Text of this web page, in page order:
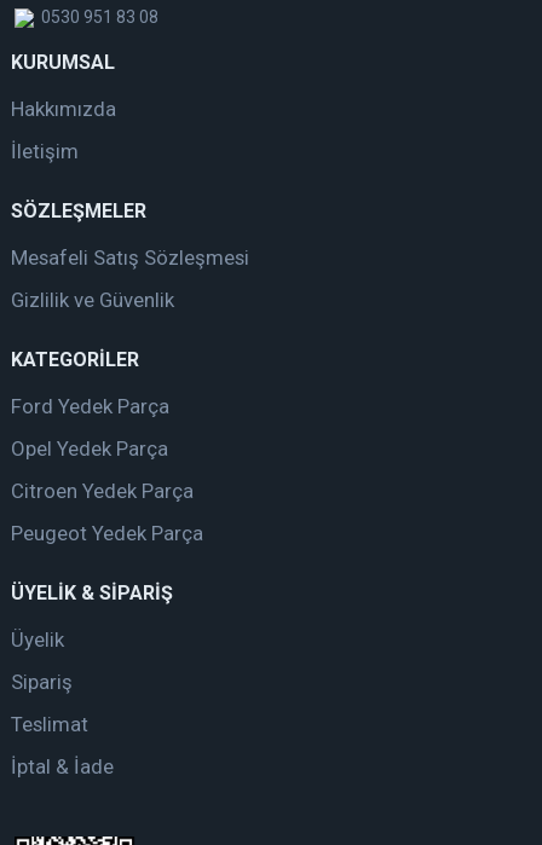
0530 951 83 08
KURUMSAL
Hakkımızda
İletişim
SÖZLEŞMELER
Mesafeli Satış Sözleşmesi
Gizlilik ve Güvenlik
KATEGORİLER
Ford Yedek Parça
Opel Yedek Parça
Citroen Yedek Parça
Peugeot Yedek Parça
ÜYELİK & SİPARİŞ
Üyelik
Sipariş
Teslimat
İptal & İade